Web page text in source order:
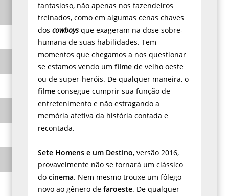
fantasioso, não apenas nos fazendeiros
treinados, como em algumas cenas chaves
dos cowboysque exageram na dose sobre-
humana de suas habilidades. Tem
momentos que chegamos a nos questionar
se estamos vendo um filme de velho oeste
ou de super-heróis. De qualquer maneira, o
filme consegue cumprir sua função de
entretenimento e não estragando a
memória afetiva da história contada e
recontada.
Sete Homens e um Destino, versão 2016,
provavelmente não se tornará um clássico
do cinema. Nem mesmo trouxe um fôlego
novo ao gênero de faroeste. De qualquer